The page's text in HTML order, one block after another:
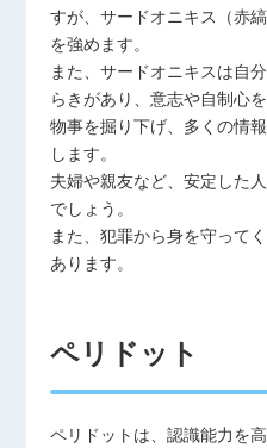
すが、サードオニキス（赤
を強めます。
また、サードオニキスは自
らきがあり、意志や自制心
物事を掘り下げ、多くの情
します。
夫婦や親友など、安定した
でしょう。
また、犯罪から身を守って
あります。
ペリドット
ペリドットは、認識能力を